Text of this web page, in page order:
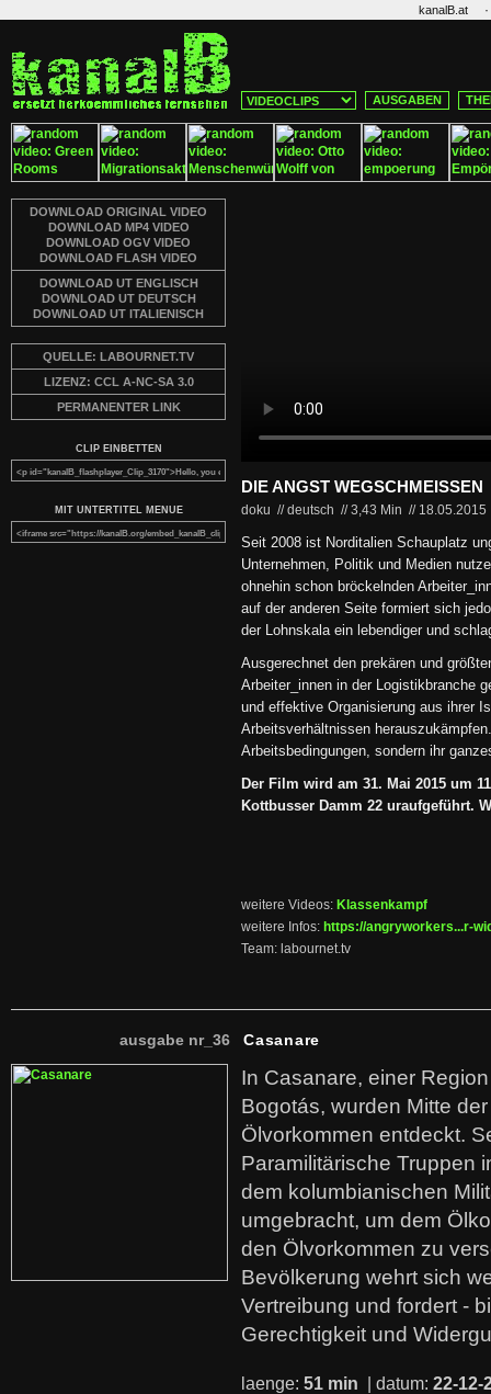
kanalB.at ·
AUSGABEN
DOWNLOAD ORIGINAL VIDEO
DOWNLOAD MP4 VIDEO
DOWNLOAD OGV VIDEO
DOWNLOAD FLASH VIDEO
DOWNLOAD UT ENGLISCH
DOWNLOAD UT DEUTSCH
DOWNLOAD UT ITALIENISCH
QUELLE: LABOURNET.TV
LIZENZ: CCL A-NC-SA 3.0
PERMANENTER LINK
CLIP EINBETTEN
MIT UNTERTITEL MENUE
DIE ANGST WEGSCHMEISSEN
doku // deutsch //3,43 Min // 18.05.2015
Seit 2008 ist Norditalien Schauplatz
Unternehmen, Politik und Medien
ohnehin schon bröckelnden
auf der anderen Seite formiert sich
der Lohnskala ein lebendiger und
Ausgerechnet den prekären und
Arbeiter_innen in der Logistikbranche
und effektive Organisierung aus ihrer
Arbeitsverhältnissen
Arbeitsbedingungen, sondern ihr
Der Film wird am 31. Mai 2015 um
Kottbusser Damm 22 uraufgeführt.
weitere Videos: Klassenkampf
weitere Infos: https://angryworkers...r-
Team: labournet.tv
ausgabe nr_36 Casanare
In Casanare, einer
Bogotás, wurden Mitte
Ölvorkommen entdeckt.
Paramilitärische Truppen
dem kolumbianischen
umgebracht, um dem
den Ölvorkommen zu
Bevölkerung wehrt sich
Vertreibung und fordert -
Gerechtigkeit und
laenge: 51 min | datum: 22-12-